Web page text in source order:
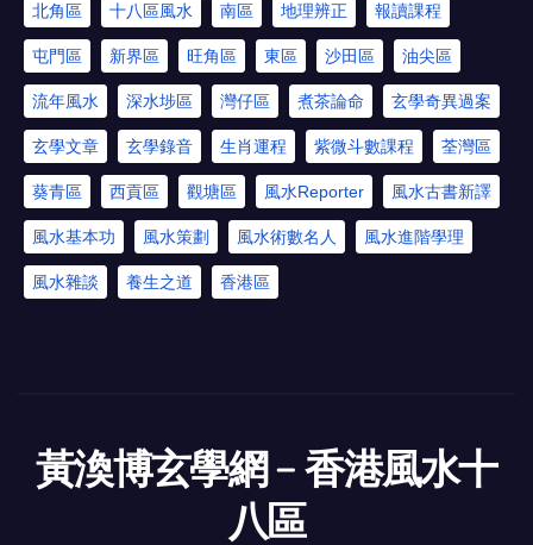
北角區 十八區風水 南區 地理辨正 報讀課程
屯門區 新界區 旺角區 東區 沙田區 油尖區
流年風水 深水埗區 灣仔區 煮茶論命 玄學奇異過案
玄學文章 玄學錄音 生肖運程 紫微斗數課程 荃灣區
葵青區 西貢區 觀塘區 風水Reporter 風水古書新譯
風水基本功 風水策劃 風水術數名人 風水進階學理
風水雜談 養生之道 香港區
黃渙博玄學網﹣香港風水十
八區